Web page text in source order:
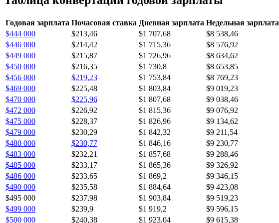
Годовая зарплата Почасовая ставка Дневная зарплата Недельная зарплата
$444 000
$213,46 $1 707,68 $8 538,46
$446 000
$214,42 $1 715,36 $8 576,92
$449 000
$215,87 $1 726,96 $8 634,62
$450 000
$216,35 $1 730,8 $8 653,85
$456 000
$219,23 $1 753,84 $8 769,23
$469 000
$225,48 $1 803,84 $9 019,23
$470 000
$225,96 $1 807,68 $9 038,46
$472 000
$226,92 $1 815,36 $9 076,92
$475 000
$228,37 $1 826,96 $9 134,62
$479 000
$230,29 $1 842,32 $9 211,54
$480 000
$230,77 $1 846,16 $9 230,77
$483 000
$232,21 $1 857,68 $9 288,46
$485 000
$233,17 $1 865,36 $9 326,92
$486 000
$233,65 $1 869,2 $9 346,15
$490 000
$235,58 $1 884,64 $9 423,08
$495 000
$237,98 $1 903,84 $9 519,23
$499 000
$239,9 $1 919,2 $9 596,15
$500 000
$240,38 $1 923,04 $9 615,38